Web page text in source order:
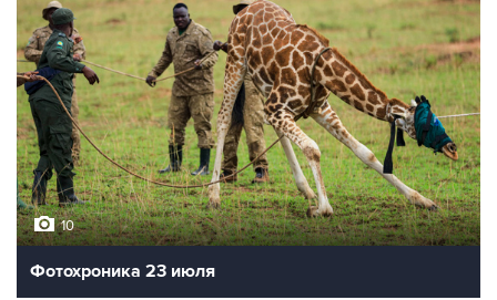
10
Фотохроника 23 июля